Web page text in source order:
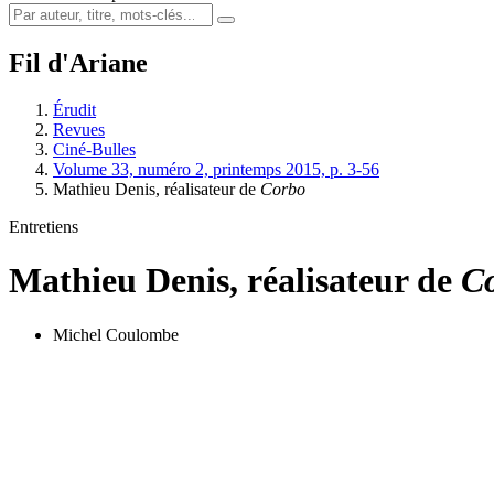
Fil d'Ariane
Érudit
Revues
Ciné-Bulles
Volume 33, numéro 2, printemps 2015, p. 3-56
Mathieu Denis, réalisateur de Corbo
Entretiens
Mathieu Denis, réalisateur de
Michel Coulombe